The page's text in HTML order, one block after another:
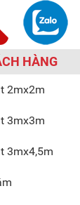
HÀNG
2mx2m
3mx3m
3mx4,5m